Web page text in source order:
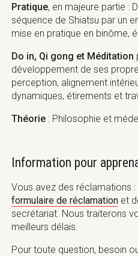
Séminaire de traitement
Pratique, en majeure partie :
séquence de Shiatsu par un
mise en pratique en binôme,
Do in, Qi gong et Méditation
développement de ses
perception, alignement
dynamiques, étirements et
Théorie: Philosophie et
Information pour
Vous avez des réclamations
formulaire de réclamationet
secrétariat. Nous traiterons
meilleurs délais.
Pour toute question, besoin